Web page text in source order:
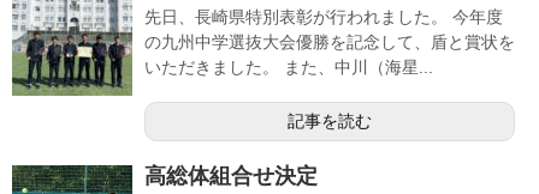
先日、長崎県特別表彰が行われました。 今年度
の九州中学選抜大会優勝を記念して、盾と賞状を
いただきました。 また、中川（海星...
記事を読む
高総体組合せ決定